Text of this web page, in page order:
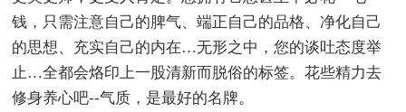
钱，只需注意自己的脾气、端正自己的品格、净化自己
的思想、充实自己的内在…无形之中，您的谈吐态度举
止…全都会烙印上一股清新而脱俗的标签。花些精力去
修身养心吧--气质，是最好的名牌。